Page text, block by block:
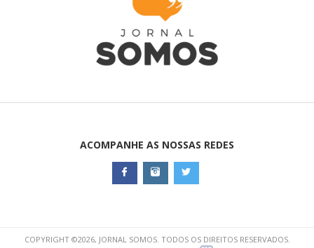
ACOMPANHE AS NOSSAS REDES
COPYRIGHT ©2026, JORNAL SOMOS. TODOS OS DIREITOS RESERVADOS.